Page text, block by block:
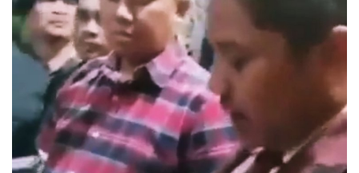
TO Network
TO.CHANEL
UMKM